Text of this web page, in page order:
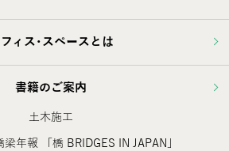
ィス･スペースとは
書籍のご案内
土木施工
年報 「橋 BRIDGES IN JAPAN」